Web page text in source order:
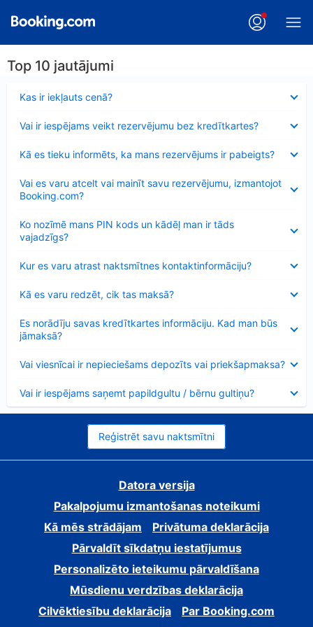
Top 10 jautājumi
Kas ir iekļauts cenā?
Vai ir iespējams veikt rezervējumu bez kredītkartes?
Kā es tieku informēts, ka mans rezervējums ir pabeigts?
Vai es varu atcelt vai mainīt savu rezervējumu, izmantojot
Booking.com?
Ko nozīmē mans PIN kods un kādēļ man ir tāds
vajadzīgs?
Kur es varu atrast naktsmītnes kontaktinformāciju?
Kā es varu redzēt, cik tas maksā?
Es norādīju savas kredītkartes informāciju. Kad man būs
jāmaksā?
Vai viesnīcai ir nepieciešams depozīts vai priekšapmaksa?
Vai ir iespējams saņemt papildgultu / bērnu gultiņu?
Reģistrēt savu naktsmītni
Datora versija
Pakalpojumu izmantošanas noteikumi
Kā mēs strādājam
Privātuma deklarācija
Pārvaldīt sīkdatņu iestatījumus
Personalizēto ieteikumu pārvaldīšana
Mūsdienu verdzības deklarācija
Cilvēktiesību deklarācija
Par Booking.com